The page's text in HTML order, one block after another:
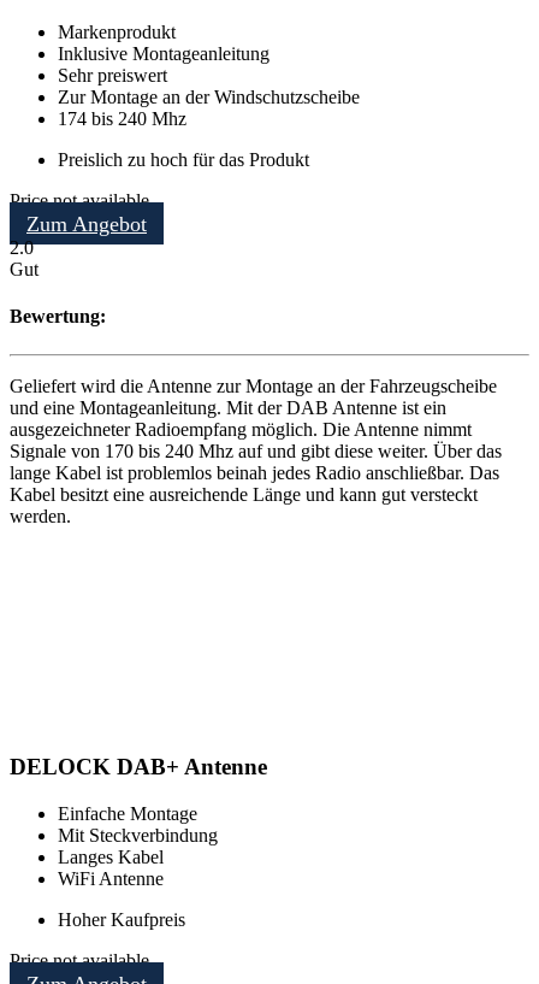
Markenprodukt
Inklusive Montageanleitung
Sehr preiswert
Zur Montage an der Windschutzscheibe
174 bis 240 Mhz
Preislich zu hoch für das Produkt
Price not available
Zum Angebot
2.0
Gut
Bewertung:
Geliefert wird die Antenne zur Montage an der Fahrzeugscheibe
und eine Montageanleitung. Mit der DAB Antenne ist ein
ausgezeichneter Radioempfang möglich. Die Antenne nimmt
Signale von 170 bis 240 Mhz auf und gibt diese weiter. Über das
lange Kabel ist problemlos beinah jedes Radio anschließbar. Das
Kabel besitzt eine ausreichende Länge und kann gut versteckt
werden.
DELOCK DAB+ Antenne
Einfache Montage
Mit Steckverbindung
Langes Kabel
WiFi Antenne
Hoher Kaufpreis
Price not available